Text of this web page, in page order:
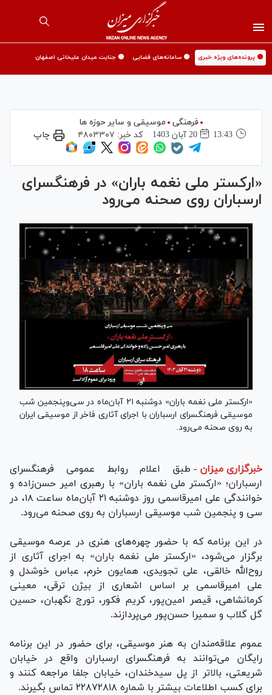
🟡 پرونده‌های ویژه خبری 🟡 سامانه‌های قضایی 🟡 جنایت میدان علیخانی اصفهان
فرهنگی
موسیقی و سایر حوزه ها
13:43
20 آبان 1403 کد خبر: ۴۸۰۳۳۰۷ چاپ
«ارکستر ملی نغمه باران» در فرهنگسرای
ارسباران روی صحنه می‌رود
«ارکستر ملی نغمه باران» دو‌شنبه ۲۱ آبان‌ماه در سی‌و‌پنجمین شب
موسیقی فرهنگسرای ارسباران با اجرای آثاری فاخر از موسیقی ایران
به روی صحنه می‌رود.
خبرگزاری میزان - طبق اعلام روابط عمومی فرهنگسرای
ارسباران؛ «ارکستر ملی نغمه باران» با رهبری امیر حسن‌زاده و
خوانندگی علی امیرقاسمی روز دو‌شنبه ۲۱ آبان‌ماه ساعت ۱۸، در
سی و پنجمین شب موسیقی ارسباران به روی صحنه می‌رود.
در این برنامه که با حضور چهره‌های هنری در عرصه موسیقی
برگزار می‌شود، «ارکستر ملی نغمه باران» به اجرای آثاری از
روح‌الله خالقی، علی تجویدی، همایون خرم، عباس خوشدل و
علی امیرقاسمی بر اساس اشعاری از بیژن ترقی، معینی
کرمانشاهی، قیصر امین‌پور، کریم فکور، تورج نگهبان، حسین
گل گلاب و سمیرا حسن‌پور می‌پردازند.
عموم علاقه‌مندان به هنر موسیقی، برای حضور در این برنامه
رایگان می‌توانند به فرهنگسرای ارسباران واقع در خیابان
شریعتی، بالاتر از پل سیدخندان، خیابان جلفا مراجعه کنند و
برای کسب اطلاعات بیشتر با شماره ۲۲۸۷۲۸۱۸ تماس بگیرند.